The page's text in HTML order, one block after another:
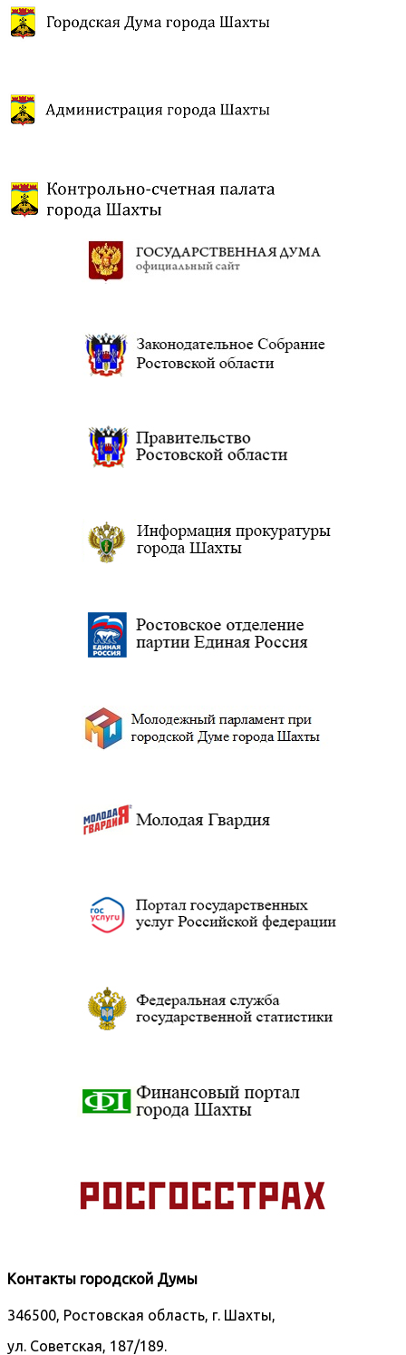
Контакты городской Думы
346500, Ростовская область, г. Шахты,
ул. Советская, 187/189.